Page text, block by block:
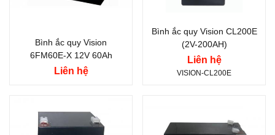
Bình ắc quy Vision
6FM60E-X 12V 60Ah
Liên hệ
(Deep-Cycle Flooded)
Vị trí cọc:Cọc chính
giữa C
Bình ắc quy Vision CL200E
(2V-200AH)
Liên hệ
VISION-CL200E
VISION
VISION